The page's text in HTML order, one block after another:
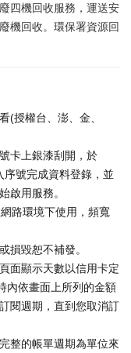
四機回收服務，運送安
機回收。環保署資源回
(授權台、澎、金、
卡上銀漆刮開，於
序號完成資料登錄，並
啟用服務。
路環境下使用，頻寬
損毀恕不補發。
面顯示天數以信用卡定
內依畫面上所列的金額
閱週期，直到您取消訂
整的帳單週期為單位來